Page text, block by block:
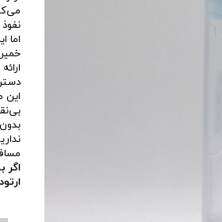
اما
این
اگر